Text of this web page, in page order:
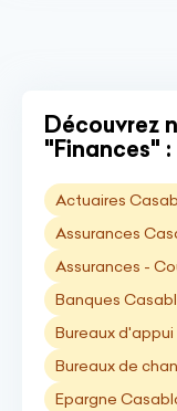
Découvrez
"Finances" :
Actuaires
Assurances
Assurances -
Banques
Bureaux
Bureaux de
Epargne